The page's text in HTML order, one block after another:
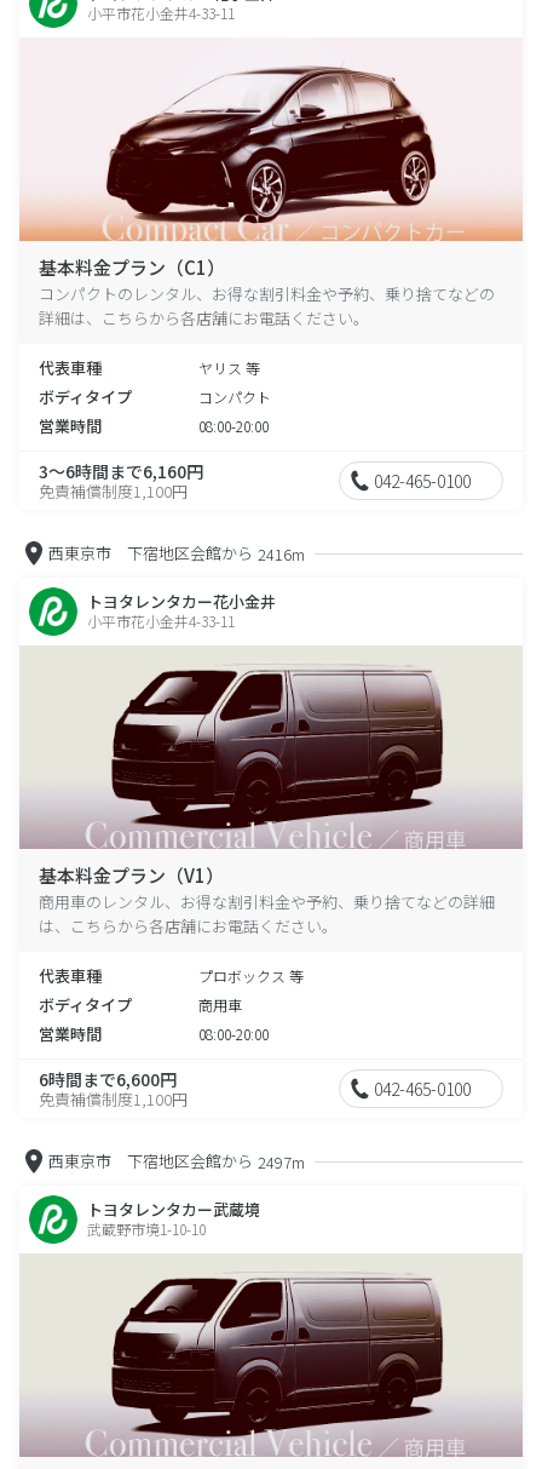
小平市花小金井4-33-11
基本料金プラン（C1）
コンパクトのレンタル、お得な割引料金や予約、乗り捨てなどの
詳細は、こちらから各店舗にお電話ください。
代表車種 ヤリス 等
ボディタイプ コンパクト
営業時間 08:00-20:00
3～6時間まで6,160円
免責補償制度1,100円 042-465-0100
西東京市 下宿地区会館から 2416m
トヨタレンタカー花小金井
小平市花小金井4-33-11
基本料金プラン（V1）
商用車のレンタル、お得な割引料金や予約、乗り捨てなどの詳細
は、こちらから各店舗にお電話ください。
代表車種 プロボックス 等
ボディタイプ 商用車
営業時間 08:00-20:00
6時間まで6,600円
免責補償制度1,100円 042-465-0100
西東京市 下宿地区会館から 2497m
トヨタレンタカー武蔵境
武蔵野市境1-10-10